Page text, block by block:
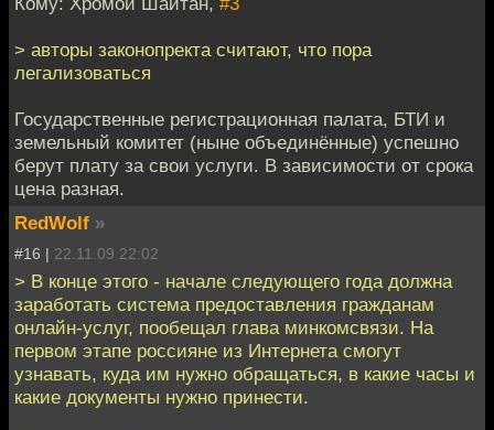
> авторы законопректа считают, что пора
легализоваться
Государственные регистрационная палата, БТИ и
земельный комитет (ныне объединённые) успешно
берут плату за свои услуги. В зависимости от срока
цена разная.
RedWolf »
#16 | 22.11.09 22:02
> В конце этого - начале следующего года должна
заработать система предоставления гражданам
онлайн-услуг, пообещал глава минкомсвязи. На
первом этапе россияне из Интернета смогут
узнавать, куда им нужно обращаться, в какие часы и
какие документы нужно принести.